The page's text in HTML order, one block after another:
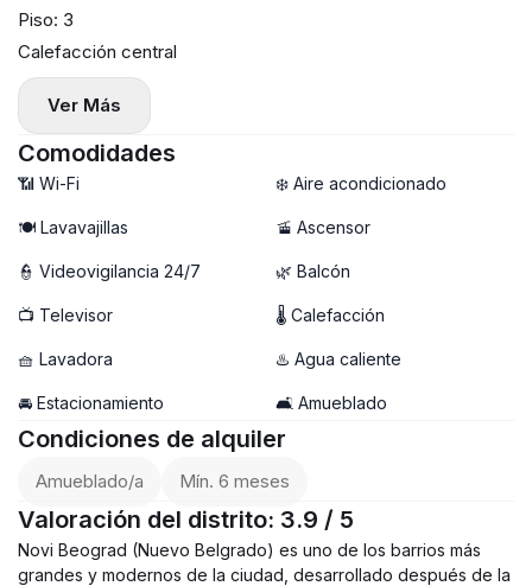
Piso: 3
Calefacción central
Aire acondicionado, lavarropas и lavavajillas instalados
Terraza
Visitas disponibles ahora, fecha de ingreso: 1 de junio
Estacionamiento en garaje disponible (+ 100 €)
Ver Más
Comodidades
📶 Wi-Fi ❄️ Aire acondicionado
🍽️ Lavavajillas 🚡 Ascensor
👮 Videovigilancia 24/7 🌿 Balcón
📺 Televisor 🌡 Calefacción
🧺 Lavadora ♨️ Agua caliente
🚘 Estacionamiento 🛋️ Amueblado
Condiciones de alquiler
Amueblado/a Mín. 6 meses
Valoración del distrito: 3.9 / 5
Novi Beograd (Nuevo Belgrado) es uno de los barrios más
grandes y modernos de la ciudad, desarrollado después de la